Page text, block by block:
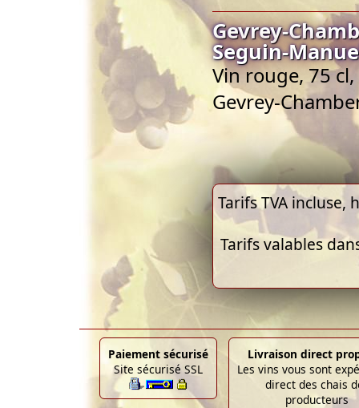
Gevrey-
Seguin-
Vin rouge, 75
Gevrey-
Tarifs TVA
Tarifs valables
Paiement sécurisé
Site sécurisé SSL
Livraison direct
Les vins vous sont
direct des chais
producteurs